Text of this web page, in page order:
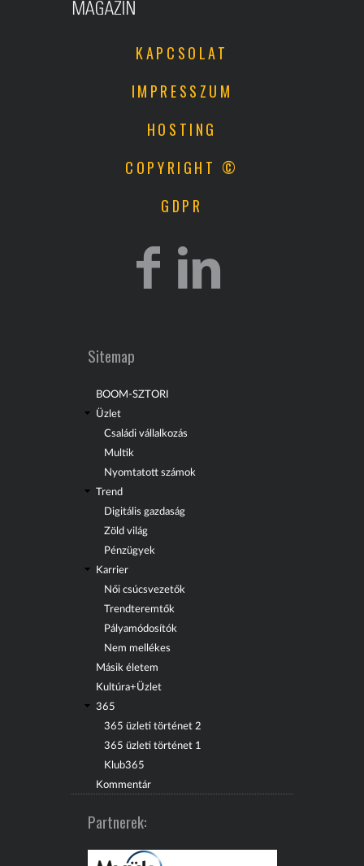
KAPCSOLAT
IMPRESSZUM
HOSTING
COPYRIGHT ©
GDPR
Sitemap
BOOM-SZTORI
Üzlet
Családi vállalkozás
Multik
Nyomtatott számok
Trend
Digitális gazdaság
Zöld világ
Pénzügyek
Karrier
Női csúcsvezetők
Trendteremtők
Pályamódosítók
Nem mellékes
Másik életem
Kultúra+Üzlet
365
365 üzleti történet 2
365 üzleti történet 1
Klub365
Kommentár
Partnerek: